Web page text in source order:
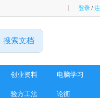
登录 /
创业资料 电脑学习
验方工法 论衡